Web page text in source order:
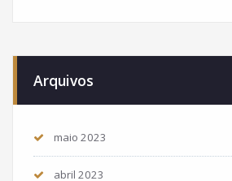
Arquivos
maio 2023
abril 2023